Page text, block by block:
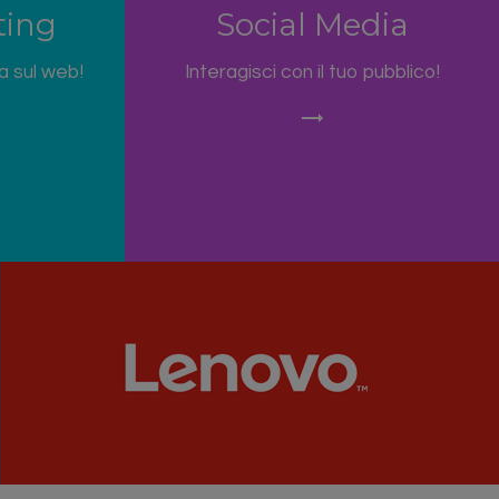
sul web!
Social Media
Interagisci con il tuo pubblico!
trending_flat